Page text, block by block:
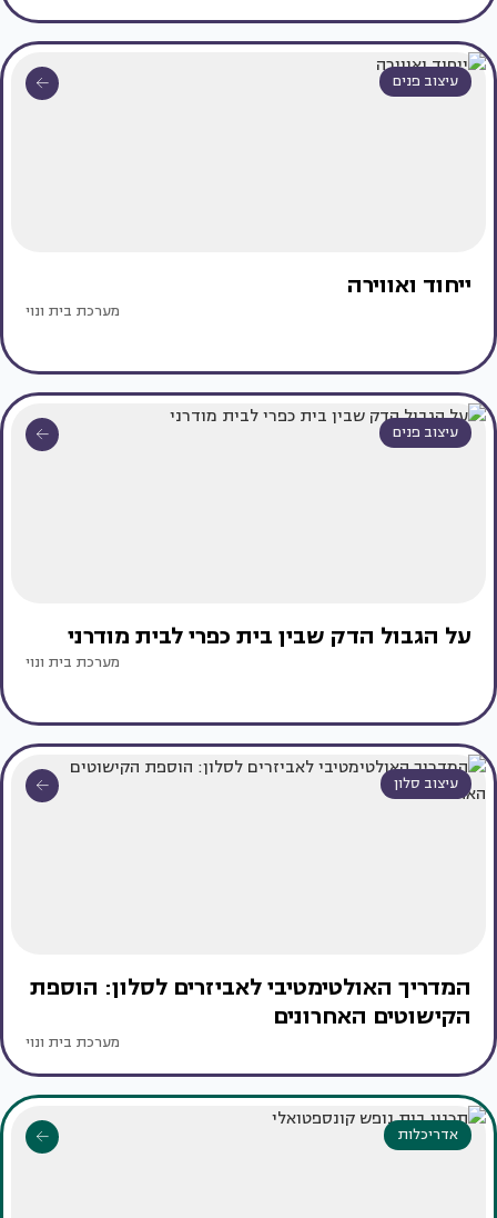
עיצוב פנים
ייחוד ואווירה
מערכת בית ונוי
עיצוב פנים
על הגבול הדק שבין בית כפרי לבית מודרני
מערכת בית ונוי
עיצוב סלון
המדריך האולטימטיבי לאביזרים לסלון: הוספת
הקישוטים האחרונים
מערכת בית ונוי
אדריכלות